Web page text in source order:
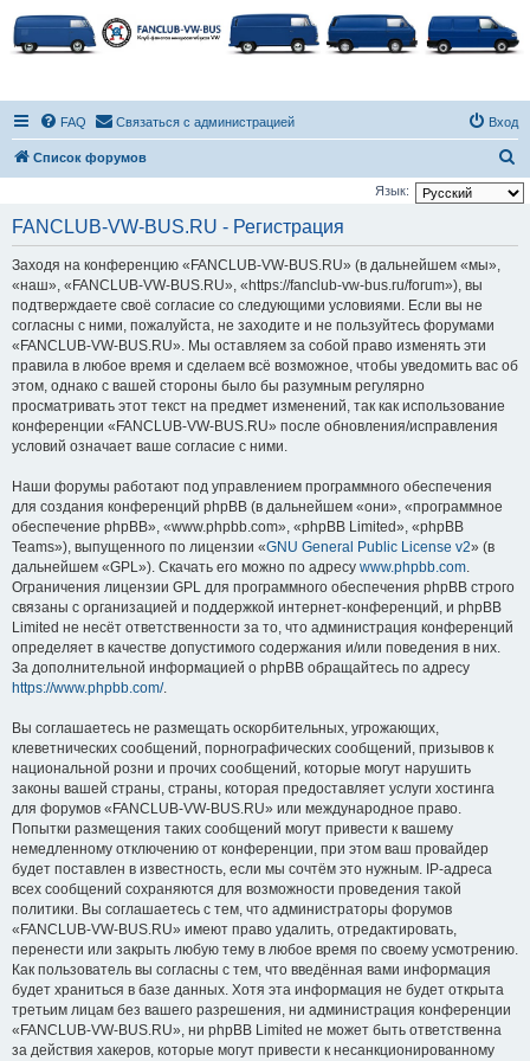
FAQ Связаться с администрацией Вход
Список форумов
о
Язык:
FANCLUB-VW-BUS.RU - Регистрация
Заходя на конференцию «FANCLUB-VW-BUS.RU» (в дальнейшем «мы»,
«наш», «FANCLUB-VW-BUS.RU», «https://fanclub-vw-bus.ru/forum»), вы
подтверждаете своё согласие со следующими условиями. Если вы не
согласны с ними, пожалуйста, не заходите и не пользуйтесь форумами
«FANCLUB-VW-BUS.RU». Мы оставляем за собой право изменять эти
правила в любое время и сделаем всё возможное, чтобы уведомить вас об
этом, однако с вашей стороны было бы разумным регулярно
просматривать этот текст на предмет изменений, так как использование
конференции «FANCLUB-VW-BUS.RU» после обновления/исправления
условий означает ваше согласие с ними.
Наши форумы работают под управлением программного обеспечения
для создания конференций phpBB (в дальнейшем «они», «программное
обеспечение phpBB», «www.phpbb.com», «phpBB Limited», «phpBB
Teams»), выпущенного по лицензии «GNU General Public License v2» (в
дальнейшем «GPL»). Скачать его можно по адресу www.phpbb.com
Ограничения лицензии GPL для программного обеспечения phpBB строго
связаны с организацией и поддержкой интернет-конференций, и phpBB
Limited не несёт ответственности за то, что администрация конференций
определяет в качестве допустимого содержания и/или поведения в них.
За дополнительной информацией о phpBB обращайтесь по адресу
https://www.phpbb.com/.
Вы соглашаетесь не размещать оскорбительных, угрожающих,
клеветнических сообщений, порнографических сообщений, призывов к
национальной розни и прочих сообщений, которые могут нарушить
законы вашей страны, страны, которая предоставляет услуги хостинга
для форумов «FANCLUB-VW-BUS.RU» или международное право.
Попытки размещения таких сообщений могут привести к вашему
немедленному отключению от конференции, при этом ваш провайдер
будет поставлен в известность, если мы сочтём это нужным. IP-адреса
всех сообщений сохраняются для возможности проведения такой
политики. Вы соглашаетесь с тем, что администраторы форумов
«FANCLUB-VW-BUS.RU» имеют право удалить, отредактировать,
перенести или закрыть любую тему в любое время по своему усмотрению.
Как пользователь вы согласны с тем, что введённая вами информация
будет храниться в базе данных. Хотя эта информация не будет открыта
третьим лицам без вашего разрешения, ни администрация конференции
«FANCLUB-VW-BUS.RU», ни phpBB Limited не может быть ответственна
за действия хакеров, которые могут привести к несанкционированному